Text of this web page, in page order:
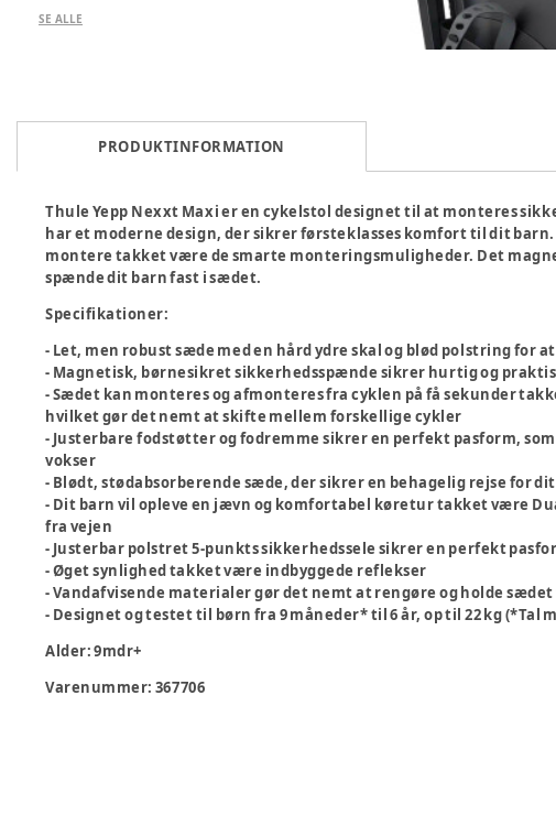
SE ALLE
PRODUKTINFORMATION
Thule Yepp Nexxt Maxi er en cykelstol designet til at monteres
har et moderne design, der sikrer førsteklasses komfort til dit
montere takket være de smarte monteringsmuligheder. Det
spænde dit barn fast i sædet.
Specifikationer:
- Let, men robust sæde med en hård ydre skal og blød polstring for
- Magnetisk, børnesikret sikkerhedsspænde sikrer hurtig og
- Sædet kan monteres og afmonteres fra cyklen på få sekunder
hvilket gør det nemt at skifte mellem forskellige cykler
- Justerbare fodstøtter og fodremme sikrer en perfekt pasform,
vokser
- Blødt, stødabsorberende sæde, der sikrer en behagelig rejse for
- Dit barn vil opleve en jævn og komfortabel køretur takket være
fra vejen
- Justerbar polstret 5-punkts sikkerhedssele sikrer en perfekt
- Øget synlighed takket være indbyggede reflekser
- Vandafvisende materialer gør det nemt at rengøre og holde
- Designet og testet til børn fra 9 måneder* til 6 år, op til 22 kg (*Tal
Alder:9mdr+
Varenummer: 367706